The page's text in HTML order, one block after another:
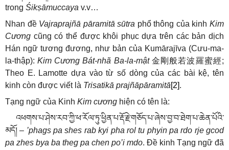
trong Śikṣāmuccaya v.v…
Nhan đề Vajraprajñā pāramitā sūtra phổ thông của kinh Kim
Cương cũng có thể được khôi phục dựa trên các bản dịch
Hán ngữ tương đương, như bản của Kumārajīva (Cưu-ma-
la-thập): Kim Cương Bát-nhã Ba-la-mật 金剛般若波羅蜜經;
Theo E. Lamotte dựa vào từ số dòng của các bài kệ, tên
kinh còn được viết là Trisatikā prajñāpāramitā[2].
Tạng ngữ của Kinh Kim cương hiện có tên là:
འཕགས་པ་ཤེས་རབ་ཀྱི་ཕ་རོལ་ཏུ་ཕྱིན་པ་རྡོ་རྗེ་གཅོད་པ་ཞེས་བྱ་བ་ཐེག་པ་ཆེན་པོའི་
མདོ། – ’phags pa shes rab kyi pha rol tu phyin pa rdo rje gcod
pa zhes bya ba theg pa chen po’i mdo. Đề kinh Tạng ngữ đã